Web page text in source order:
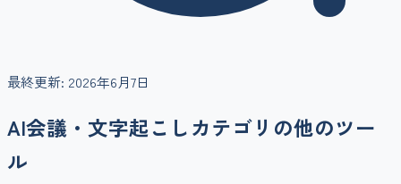
最終更新: 2026年6月7日
AI会議・文字起こしカテゴリの他のツー
ル